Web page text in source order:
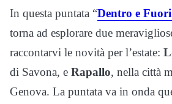
In questa puntata “Dentro e
torna ad esplorare due
raccontarvi le novità per l’estate:
di Savona, e Rapallo, nella città
Genova. La puntata va in onda